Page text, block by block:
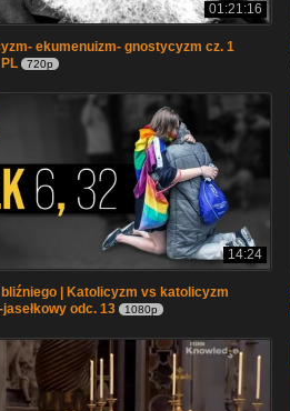
01:21:16
ekumenuizm- gnostycyzm cz. 1
720p
14:24
bliźniego | Katolicyzm vs katolicyzm
odc. 13
1080p